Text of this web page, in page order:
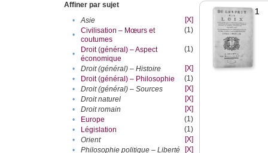
Affiner par sujet
•
Asie
[X]
•
Civilisation – Mœurs et
coutumes
(1)
•
Droit (général) – Aspect
économique
(1)
• Droit (général) – Histoire
[X]
•
Droit (général) – Philosophie
(1)
•
Droit (général) – Sources
[X]
•
Droit naturel
[X]
•
Droit romain
[X]
•
Europe
(1)
•
Législation
(1)
•
Orient
[X]
•
Philosophie politique – Liberté
[X]
1